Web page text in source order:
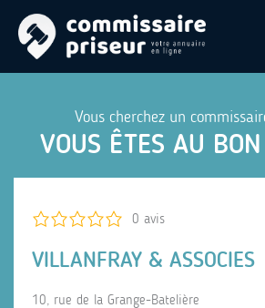
Vous cherchez un
VOUS ÊTES AU
0 avis
VILLANFRAY & ASSOCIES
10, rue de la Grange-Batelière